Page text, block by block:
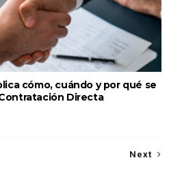
cómo, cuándo y por qué se
Directa
Next